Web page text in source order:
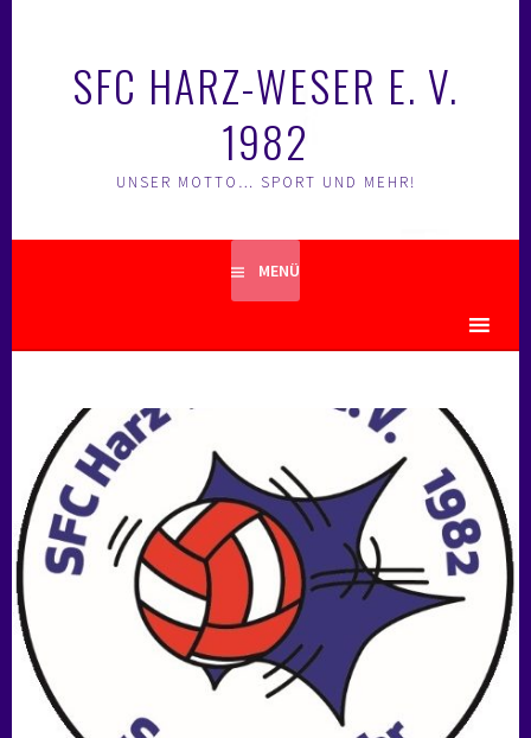
SFC HARZ-WESER E. V.
1982
UNSER MOTTO… SPORT UND MEHR!
MENÜ